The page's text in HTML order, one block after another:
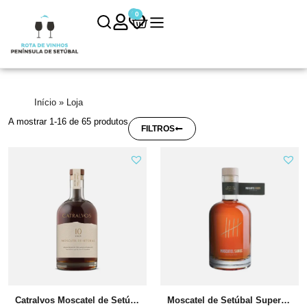
00
Início »
Loja
A mostrar 1 -16 de 65 produtos
FILTROS
Catralvos Moscatel de Setúbal 10 anos Moscatel de Setúbal Superior 5 anos “N/A”